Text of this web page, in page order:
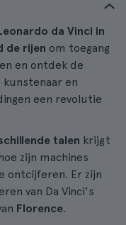
da Vinci in
de rijen om toegang
en ontdek de
kunstenaar en
een revolutie
talen krijgt
zijn machines
ontcijferen. Er zijn
van Da Vinci's
Florence.